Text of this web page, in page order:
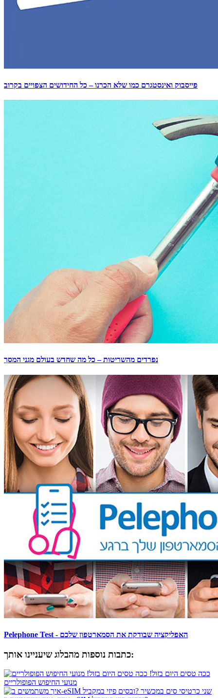
פייסבוק ואינסטגרם כמו שלא הכרנו – כל החידושים הצפויים בקרוב
נפרדים מהשריטות – כל מה שחדש בעולם מגני המסך
Pelephone Test - האפליקציה שבודקת את הסמארטפון שלכם
כתבות נוספות מהבלוג שיעניינו אותך:
ככה טסים היום בזול!
מנועי החיפוש הפופולריים
שני כרטיסי סים במכשיר